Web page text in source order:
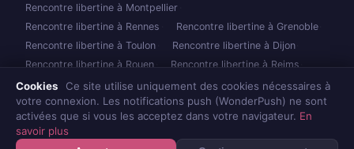
Rencontre libertine à Montpellier
Rencontre libertine à Rennes
Rencontre libertine à Grenoble
Rencontre libertine à Toulon
Rencontre libertine à Dijon
Rencontre libertine à Rouen
Rencontre libertine à Reims
Rencontre libertine à Caen
Rencontre libertine à Nancy
Rencontre libertine à Metz
Rencontre libertine à Brest
Toutes les villes →
Cookies
Ce site utilise uniquement des cookies nécessaires à
votre connexion. Les notifications push (WonderPush) ne sont
activées que si vous les acceptez dans votre navigateur. En
savoir plus